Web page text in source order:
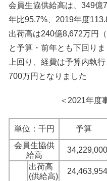
会員生協供給高は、349億
年比95.7%、2019年度
出荷高は240億8,672万円
と予算・前年とも下回り
上回り、経費は予算内執
700万円となりました
＜2021年度
単位：千円 予算
会員生協供
給高
34,229,000
出荷高
(供給高)
24,463,954